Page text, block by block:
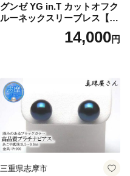
グンゼ YG in.T カットオフク
ルーネックスリーブレス【Y
V2618P】Lサイズ クリアベ
ージュ3枚セット [№5716-04
14,000円
三重県志摩市